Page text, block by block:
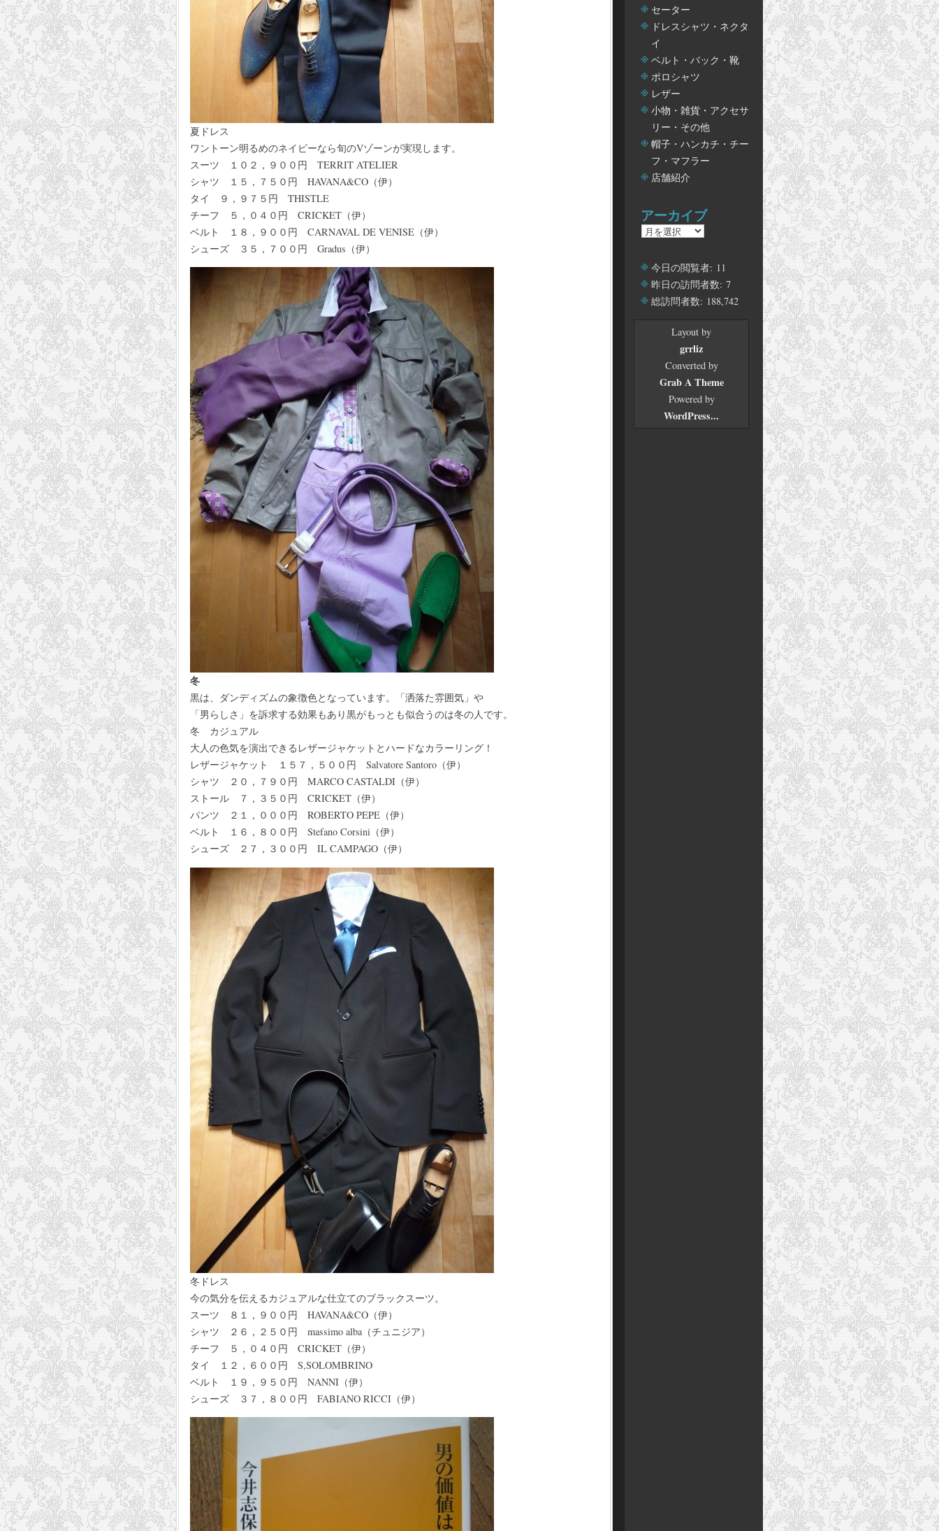
夏ドレス
ワントーン明るめのネイビーなら旬のVゾーンが実現します。
スーツ １０２，９００円 TERRIT ATELIER
シャツ １５，７５０円 HAVANA&CO（伊）
タイ ９，９７５円 THISTLE
チーフ ５，０４０円 CRICKET（伊）
ベルト １８，９００円 CARNAVAL DE VENISE（伊）
シューズ ３５，７００円 Gradus（伊）
冬
黒は、ダンディズムの象徴色となっています。「洒落た雰囲気」や
「男らしさ」を訴求する効果もあり黒がもっとも似合うのは冬の人です。
冬 カジュアル
大人の色気を演出できるレザージャケットとハードなカラーリング！
レザージャケット １５７，５００円 Salvatore Santoro（伊）
シャツ ２０，７９０円 MARCO CASTALDI（伊）
ストール ７，３５０円 CRICKET（伊）
パンツ ２１，０００円 ROBERTO PEPE（伊）
ベルト １６，８００円 Stefano Corsini（伊）
シューズ ２７，３００円 IL CAMPAGO（伊）
冬ドレス
今の気分を伝えるカジュアルな仕立てのブラックスーツ。
スーツ ８１，９００円 HAVANA&CO（伊）
シャツ ２６，２５０円 massimo alba（チュニジア）
チーフ ５，０４０円 CRICKET（伊）
タイ １２，６００円 S,SOLOMBRINO
ベルト １９，９５０円 NANNI（伊）
シューズ ３７，８００円 FABIANO RICCI（伊）
セーター
ドレスシャツ・ネクタ
イ
ベルト・バック・靴
ポロシャツ
レザー
小物・雑貨・アクセサ
リー・その他
帽子・ハンカチ・チー
フ・マフラー
店舗紹介
アーカイブ
ア
カ
イ
ブ
今日の閲覧者: 11
昨日の訪問者数: 7
総訪問者数: 188,742
Layout by
grrliz
Converted by
Grab A Theme
Powered by
WordPress...